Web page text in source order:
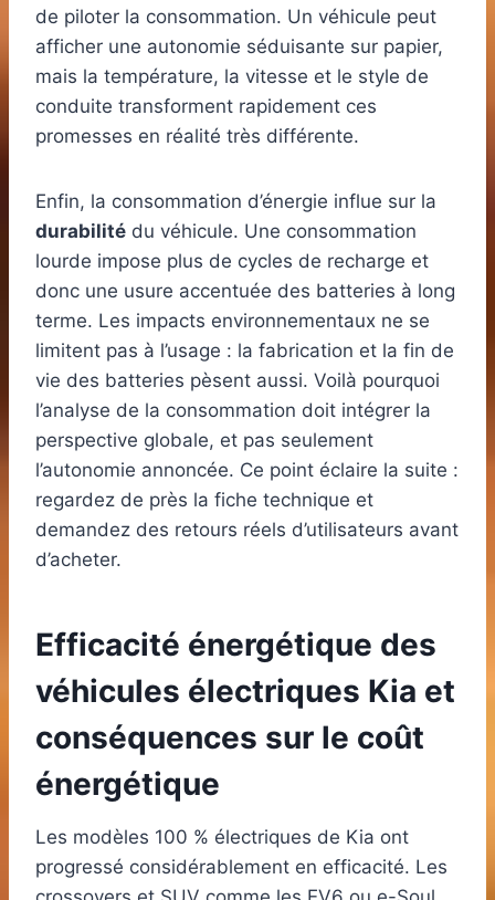
de piloter la consommation. Un véhicule peut
afficher une autonomie séduisante sur papier,
mais la température, la vitesse et le style de
conduite transforment rapidement ces
promesses en réalité très différente.
Enfin, la consommation d’énergie influe sur la
durabilité du véhicule. Une consommation
lourde impose plus de cycles de recharge et
donc une usure accentuée des batteries à long
terme. Les impacts environnementaux ne se
limitent pas à l’usage : la fabrication et la fin de
vie des batteries pèsent aussi. Voilà pourquoi
l’analyse de la consommation doit intégrer la
perspective globale, et pas seulement
l’autonomie annoncée. Ce point éclaire la suite :
regardez de près la fiche technique et
demandez des retours réels d’utilisateurs avant
d’acheter.
Efficacité énergétique des
véhicules électriques Kia et
conséquences sur le coût
énergétique
Les modèles 100 % électriques de Kia ont
progressé considérablement en efficacité. Les